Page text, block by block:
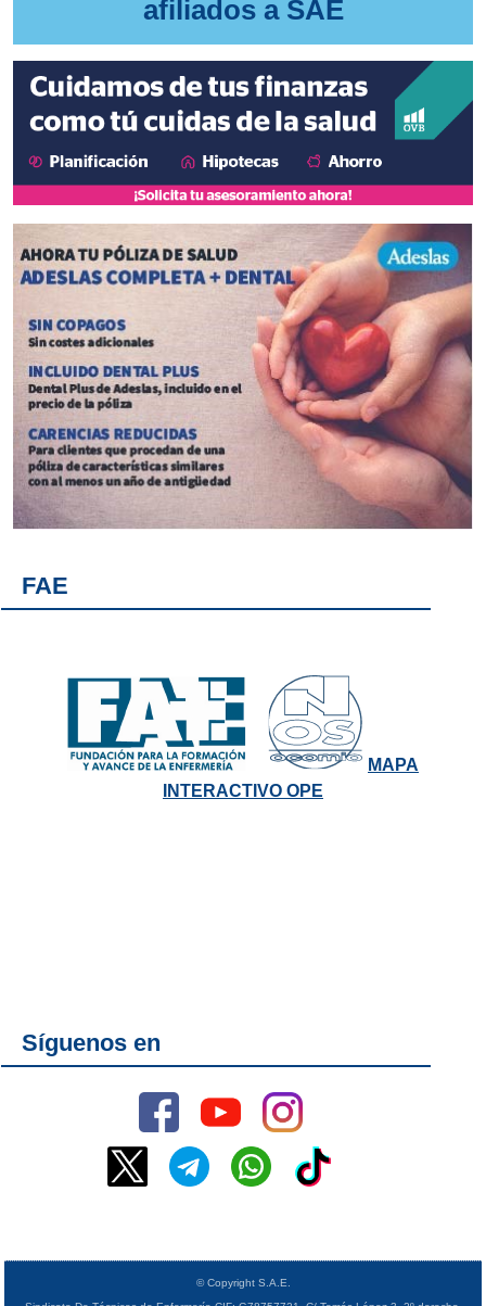
afiliados a SAE
FAE
MAPA
INTERACTIVO OPE
Síguenos en
© Copyright S.A.E.